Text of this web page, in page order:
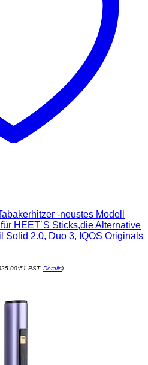
-neustes Modell
HEET´S Sticks,die Alternative
Solid 2.0, Duo 3, IQOS Originals
00:51 PST- Details)